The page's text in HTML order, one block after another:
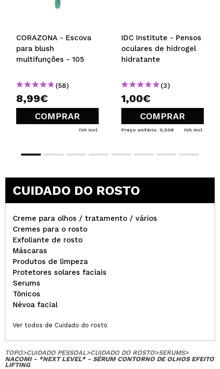
CORAZONA - Escova
para blush
multifunções - 105
(58)
8,99€
COMPRAR
IVA Incl.
IDC Institute - Pensos
oculares de hidrogel
hidratante
(3)
1,00€
COMPRAR
Preço unitário: 0,50€ IVA Incl.
CUIDADO DO ROSTO
Creme para olhos / tratamento / vários
Cremes para o rosto
Exfoliante de rosto
Máscaras
Produtos de limpeza
Protetores solares faciais
Serums
Tônicos
Névoa facial
Ver todos de Cuidado do rosto
TOPO>CUIDADO PESSOAL>CUIDADO DO ROSTO>SERUMS>
NACOMI - *NEXT LEVEL* - SÉRUM CONTORNO DE OLHOS EFEITO
LIFTING